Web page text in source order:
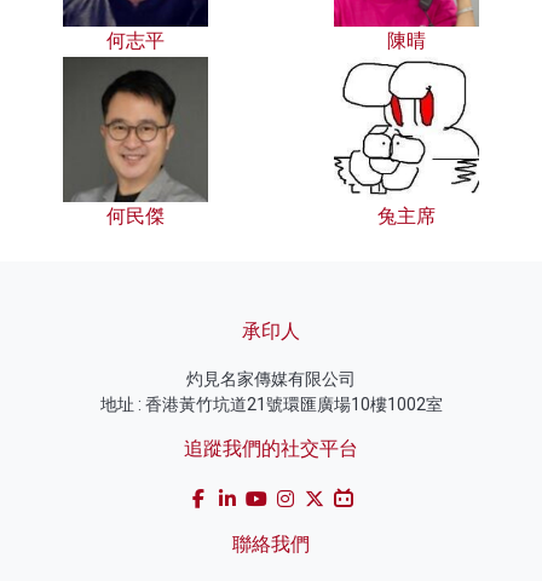
何志平 陳晴
何民傑 兔主席
承印人
灼見名家傳媒有限公司
地址 : 香港黃竹坑道21號環匯廣場10樓1002室
追蹤我們的社交平台
聯絡我們